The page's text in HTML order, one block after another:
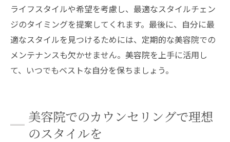
ライフスタイルや希望を考慮し、最適なスタイルチェン
ジのタイミングを提案してくれます。最後に、自分に最
適なスタイルを見つけるためには、定期的な美容院での
メンテナンスも欠かせません。美容院を上手に活用し
て、いつでもベストな自分を保ちましょう。
美容院でのカウンセリングで理想
のスタイルを